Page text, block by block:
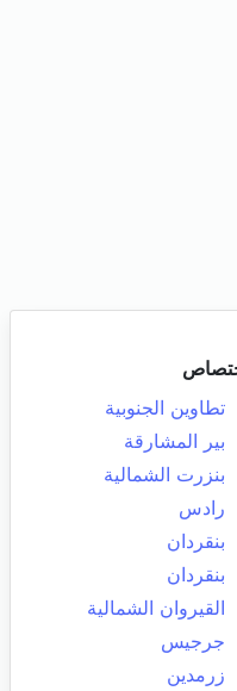
تطاوين الجنوبية
بير المشارقة
بنزرت الشمالية
رادس
بنقردان
بنقردان
القيروان الشمالية
جرجيس
زرمدين